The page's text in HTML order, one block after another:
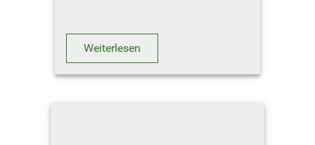
Weiterlesen